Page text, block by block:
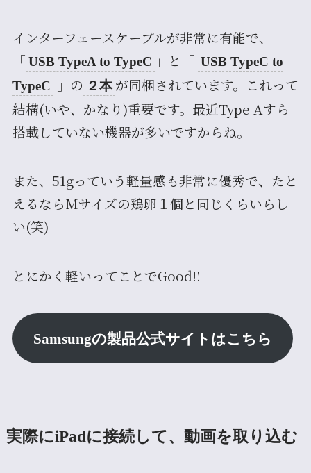
インターフェースケーブルが非常に有能で、
「 USB TypeA to TypeC 」と「 USB TypeC to
TypeC
」の ２本 が同梱されています。これって
結構(いや、かなり)重要です。最近Type Aすら
搭載していない機器が多いですからね。
また、51gっていう軽量感も非常に優秀で、たと
えるならMサイズの鶏卵１個と同じくらいらし
い(笑)
とにかく軽いってことでGood!!
Samsungの製品公式サイトはこちら
実際にiPadに接続して、動画を取り込む